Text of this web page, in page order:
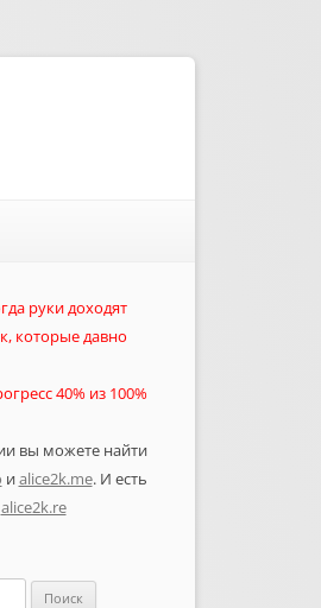
руки доходят
которые давно
40% из 100%
вы можете найти
иalice2k.me. И есть
alice2k.re